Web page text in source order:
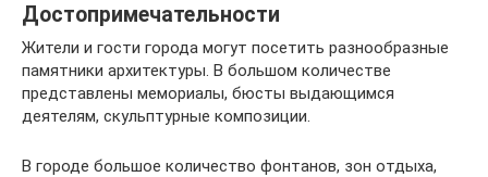
Достопримечательности
Жители и гости города могут посетить разнообразные
памятники архитектуры. В большом количестве
представлены мемориалы, бюсты выдающимся
деятелям, скульптурные композиции.
В городе большое количество фонтанов, зон отдыха,